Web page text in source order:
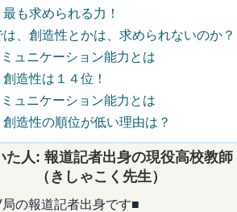
求められる力！
、創造性とかは、求められないのか？
ュニケーション能力とは
性は１４位！
ュニケーション能力とは
性の順位が低い理由は？
た人: 報道記者出身の現役高校教師
きしゃこく先生）
の報道記者出身です■